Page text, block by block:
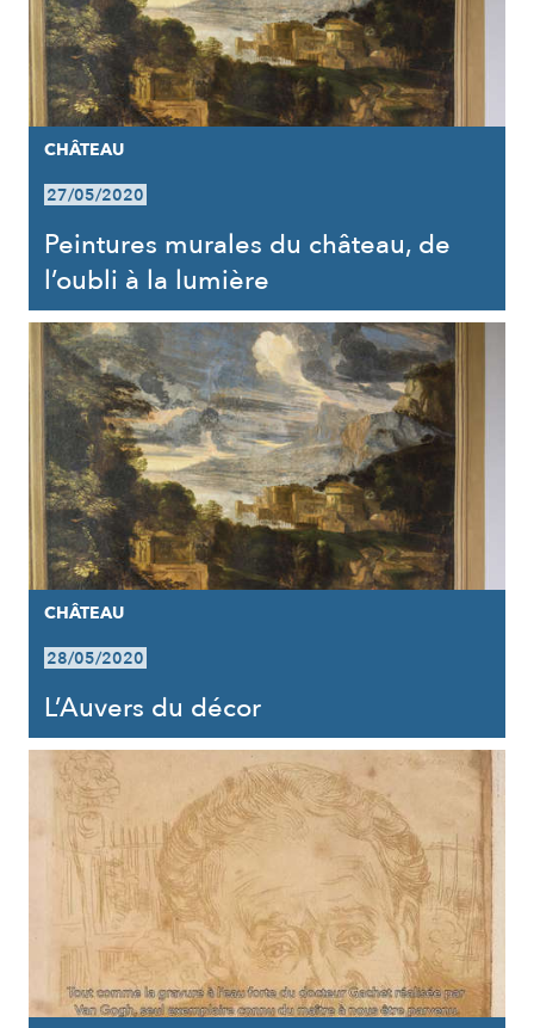
CHÂTEAU
27/05/2020
Peintures murales du château, de
l’oubli à la lumière
CHÂTEAU
28/05/2020
L’Auvers du décor